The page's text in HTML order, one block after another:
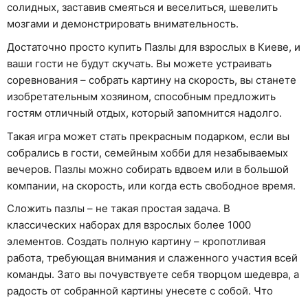
солидных, заставив смеяться и веселиться, шевелить
мозгами и демонстрировать внимательность.
Достаточно просто купить Пазлы для взрослых в Киеве, и
ваши гости не будут скучать. Вы можете устраивать
соревнования – собрать картину на скорость, вы станете
изобретательным хозяином, способным предложить
гостям отличный отдых, который запомнится надолго.
Такая игра может стать прекрасным подарком, если вы
собрались в гости, семейным хобби для незабываемых
вечеров. Пазлы можно собирать вдвоем или в большой
компании, на скорость, или когда есть свободное время.
Сложить пазлы – не такая простая задача. В
классических наборах для взрослых более 1000
элементов. Создать полную картину – кропотливая
работа, требующая внимания и слаженного участия всей
команды. Зато вы почувствуете себя творцом шедевра, а
радость от собранной картины унесете с собой. Что